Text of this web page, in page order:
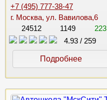
+7 (495) 777-38-47
г. Москва, ул. Вавилова,6
24512
1149 223
4.93 / 259
Подробнее